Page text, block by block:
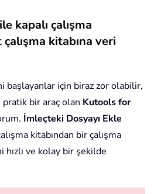
kapalı çalışma
kitabına veri
başlayanlar için biraz zor olabilir,
bir araç olan Kutools for
İmleçteki Dosyayı Ekle
kitabından bir çalışma
hızlı ve kolay bir şekilde